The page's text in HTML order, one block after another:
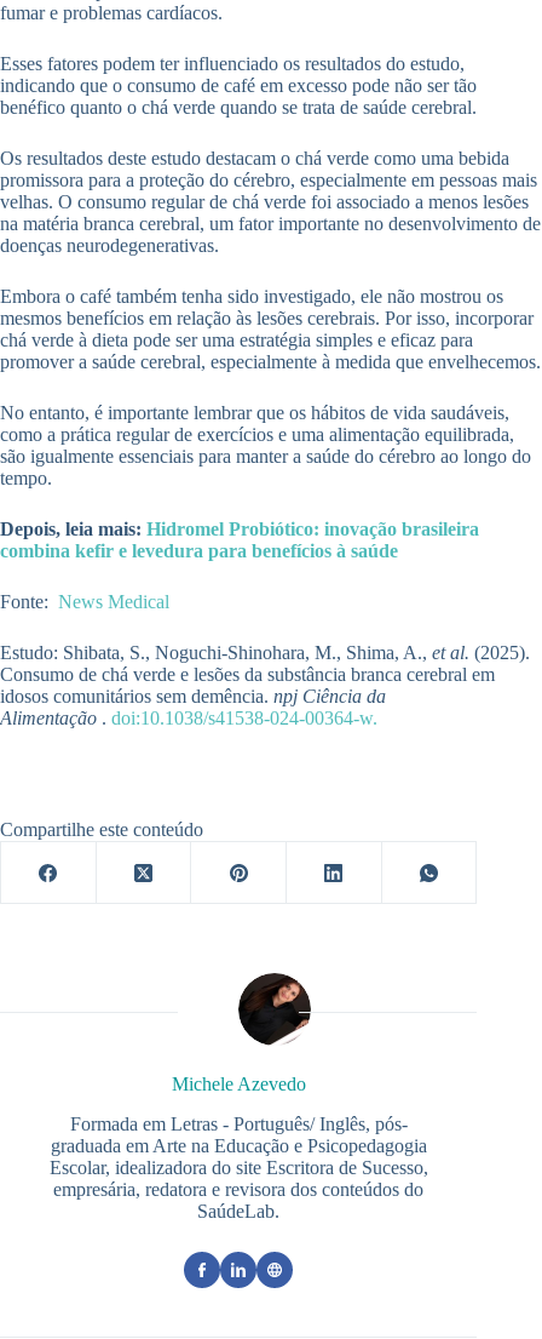
fumar e problemas cardíacos.
Esses fatores podem ter influenciado os resultados do estudo,
indicando que o consumo de café em excesso pode não ser tão
benéfico quanto o chá verde quando se trata de saúde cerebral.
Os resultados deste estudo destacam o chá verde como uma bebida
promissora para a proteção do cérebro, especialmente em pessoas mais
velhas. O consumo regular de chá verde foi associado a menos lesões
na matéria branca cerebral, um fator importante no desenvolvimento de
doenças neurodegenerativas.
Embora o café também tenha sido investigado, ele não mostrou os
mesmos benefícios em relação às lesões cerebrais. Por isso, incorporar
chá verde à dieta pode ser uma estratégia simples e eficaz para
promover a saúde cerebral, especialmente à medida que envelhecemos.
No entanto, é importante lembrar que os hábitos de vida saudáveis,
como a prática regular de exercícios e uma alimentação equilibrada,
são igualmente essenciais para manter a saúde do cérebro ao longo do
tempo.
Depois, leia mais: Hidromel Probiótico: inovação brasileira
combina kefir e levedura para benefícios à saúde
Fonte: News Medical
Estudo: Shibata, S., Noguchi-Shinohara, M., Shima, A., et al. (2025).
Consumo de chá verde e lesões da substância branca cerebral em
idosos comunitários sem demência. npj Ciência da
Alimentação . doi:10.1038/s41538-024-00364-w.
Compartilhe este conteúdo
Michele Azevedo
Formada em Letras - Português/ Inglês, pós-
graduada em Arte na Educação e Psicopedagogia
Escolar, idealizadora do site Escritora de Sucesso,
empresária, redatora e revisora dos conteúdos do
SaúdeLab.